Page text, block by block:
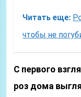
Читать еще:
чтобы не
С первого
роз дома